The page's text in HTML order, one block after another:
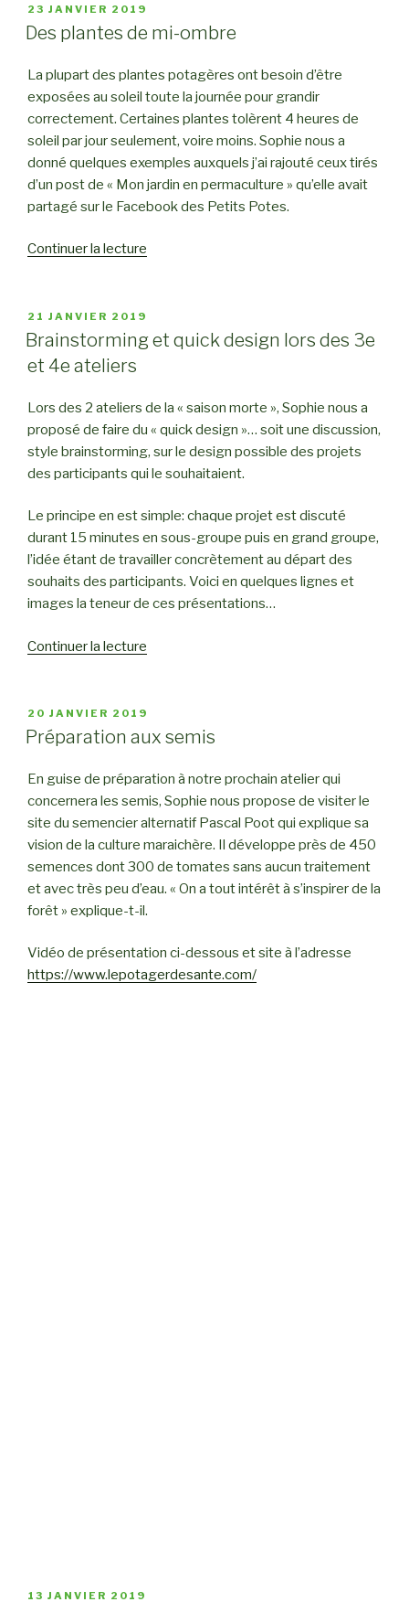
PUBLIÉ
LE
23 JANVIER 2019
Des plantes de mi-ombre
La plupart des plantes potagères ont besoin d’être
exposées au soleil toute la journée pour grandir
correctement. Certaines plantes tolèrent 4 heures de
soleil par jour seulement, voire moins. Sophie nous a
donné quelques exemples auxquels j’ai rajouté ceux tirés
d’un post de « Mon jardin en permaculture » qu’elle avait
partagé sur le Facebook des Petits Potes.
Continuer la lecture
mi-
PUBLIÉ
LE
21 JANVIER 2019
Brainstorming et quick design lors des 3e
et 4e ateliers
Lors des 2 ateliers de la « saison morte », Sophie nous a
proposé de faire du « quick design »… soit une discussion,
style brainstorming, sur le design possible des projets
des participants qui le souhaitaient.
Le principe en est simple: chaque projet est discuté
durant 15 minutes en sous-groupe puis en grand groupe,
l’idée étant de travailler concrètement au départ des
souhaits des participants. Voici en quelques lignes et
images la teneur de ces présentations…
Continuer la lecture
design
des
3e
et
4e
ateliers »
PUBLIÉ
LE
20 JANVIER 2019
Préparation aux semis
En guise de préparation à notre prochain atelier qui
concernera les semis, Sophie nous propose de visiter le
site du semencier alternatif Pascal Poot qui explique sa
vision de la culture maraichère. Il développe près de 450
semences dont 300 de tomates sans aucun traitement
et avec très peu d’eau. « On a tout intérêt à s’inspirer de la
forêt » explique-t-il.
Vidéo de présentation ci-dessous et site à l’adresse
https://www.lepotagerdesante.com/
PUBLIÉ
13 JANVIER 2019